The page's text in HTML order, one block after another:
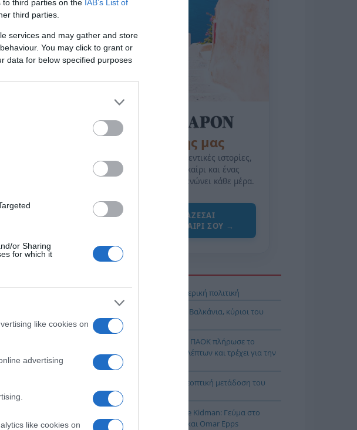
to third parties on the IAB’s List of
third parties.
services and may gather and store
You may click to grant or
data for below specified purposes
or Sharing
for which it
like cookies on
advertising
like cookies on
φαγητό
Η
Τράπουλα
της Ζωής μας
Οι άνθρωποι, οι αυθεντικές ιστορίες,
το ελληνικό καλοκαίρι και ένας
πολιτισμός που μας ενώνει κάθε μέρα.
ΌΣΑ ΧΡΕΙΆΖΕΣΑΙ
ΓΙΑ ΤΟ ΚΑΛΟΚΑΊΡΙ ΣΟΥ →
Προβληματισμός για την εξωτερική πολιτική
Ορθόδοξοι υπάρχουν και στα Βαλκάνια, κύριοι του
ΥΠΕΞ!
Ψυχρολουσία στην Τούμπα: Ο ΠΑΟΚ πλήρωσε το
«μπλακ άουτ» των 17 δευτερολέπτων και τρέχει για την
ανατροπή στο Βέλγιο
ΠΑΟΚ – Άντερλεχτ LIVE: Η τηλεοπτική μετάδοση του
αγώνα (OPEN)
Στη Μύκονο βρίσκεται η Nicole Kidman: Γεύμα στο
Nammos μαζί με Zoe Saldaña και Omar Epps